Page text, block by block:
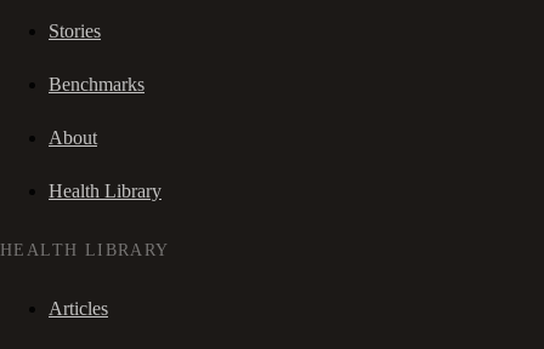
Stories
Benchmarks
About
Health Library
HEALTH LIBRARY
Articles